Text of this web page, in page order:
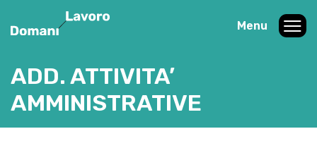
Menu
ADD. ATTIVITA’
AMMINISTRATIVE